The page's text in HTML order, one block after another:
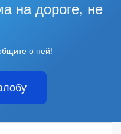
на дороге, не
о ней!